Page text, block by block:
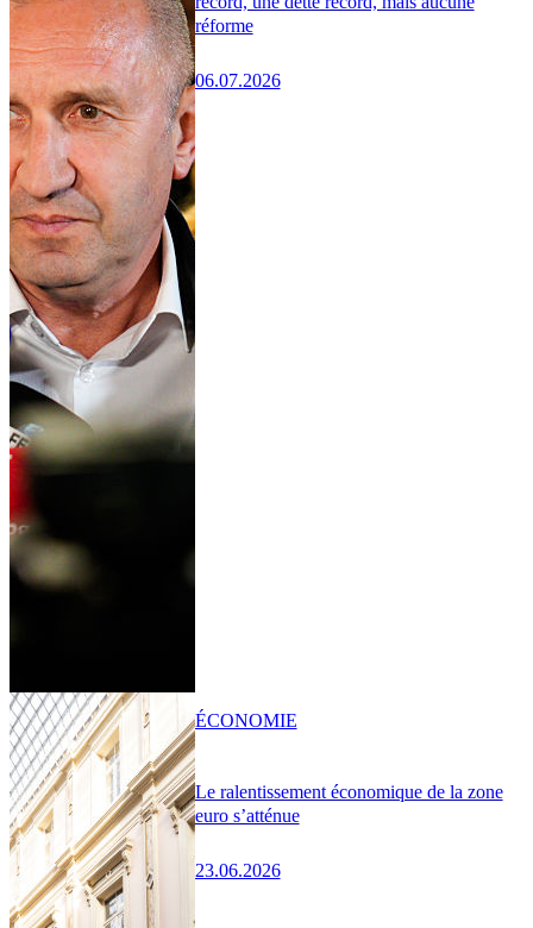
réforme
06.07.2026
Le ralentissement économique de la zone
euro s’atténue
23.06.2026
ÉCONOMIE